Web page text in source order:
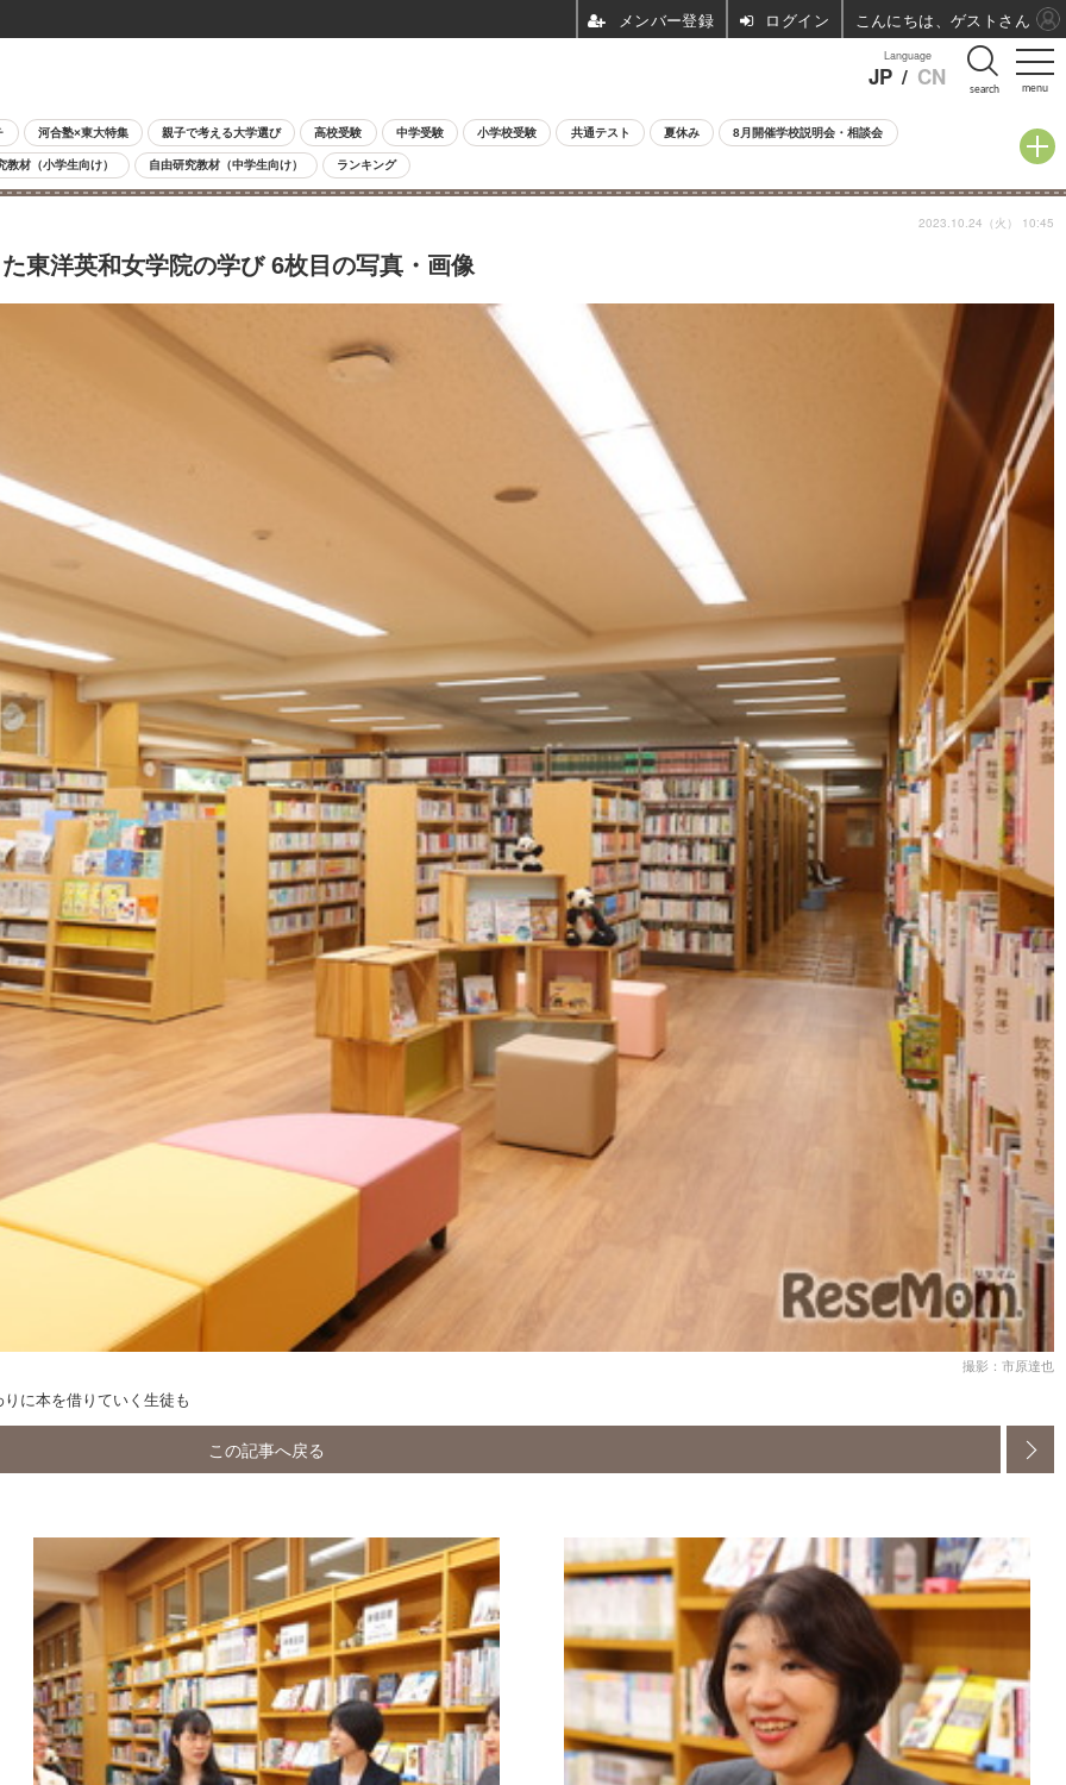
menu
Language
JP / CN search
河合塾×東大特集 親子で考える大学選び 高校受験 中学受験 小学校受験 共通テスト 夏休み 8月開催学校説明会・相談会
教材（小学生向け） 自由研究教材（中学生向け） ランキング
東洋英和女学院の学び 6枚目の写真・画像
2023.10.24（火） 10:45
撮影：市原達也
に本を借りていく生徒も
この記事へ戻る
ログイン こんにちは、ゲストさん